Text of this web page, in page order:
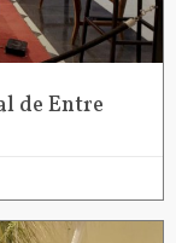
de Entre